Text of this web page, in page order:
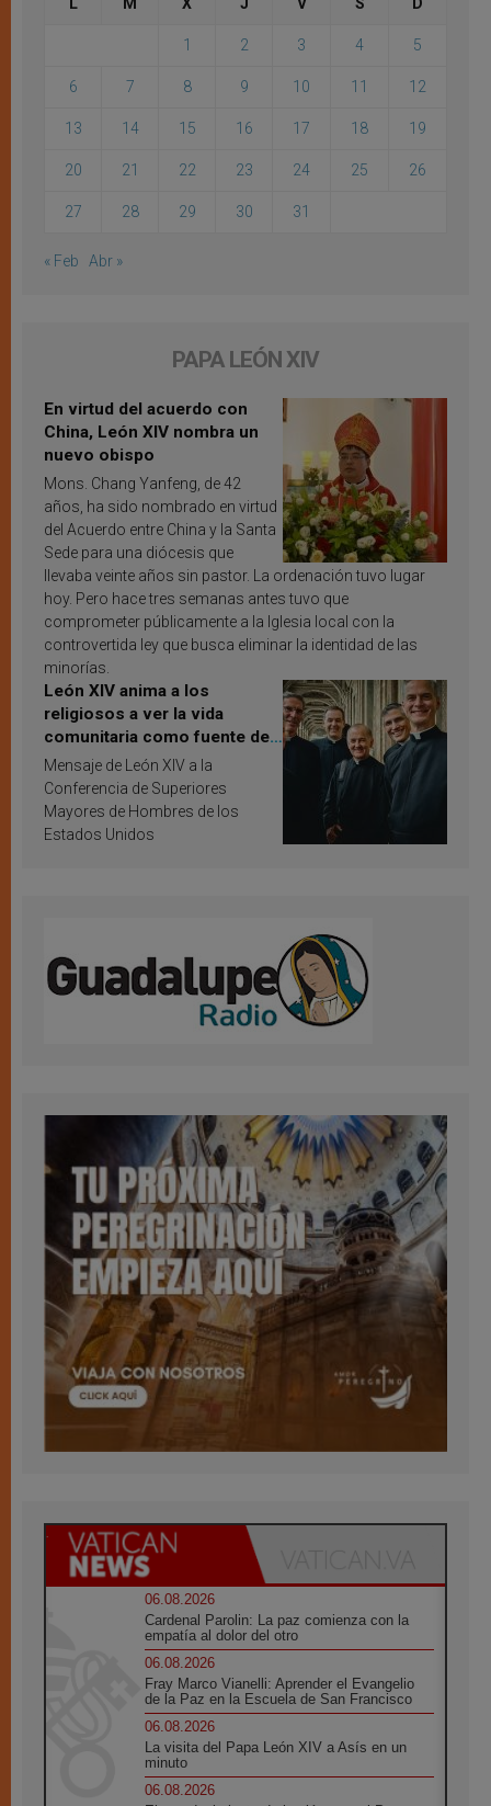
L M X J V S D
1 2 3 4 5
6 7 8 9 10 11 12
13 14 15 16 17 18 19
20 21 22 23 24 25 26
27 28 29 30 31
« Feb Abr »
PAPA LEÓN XIV
En virtud del acuerdo con
China, León XIV nombra un
nuevo obispo
Mons. Chang Yanfeng, de 42
años, ha sido nombrado en virtud
del Acuerdo entre China y la Santa
Sede para una diócesis que
llevaba veinte años sin pastor. La ordenación tuvo lugar
hoy. Pero hace tres semanas antes tuvo que
comprometer públicamente a la Iglesia local con la
controvertida ley que busca eliminar la identidad de las
minorías.
León XIV anima a los
religiosos a ver la vida
comunitaria como fuente de
inspiración y santificación
Mensaje de León XIV a la
Conferencia de Superiores
Mayores de Hombres de los
Estados Unidos
06.08.2026
Cardenal Parolin: La paz comienza con la
empatía al dolor del otro
06.08.2026
Fray Marco Vianelli: Aprender el Evangelio
de la Paz en la Escuela de San Francisco
06.08.2026
La visita del Papa León XIV a Asís en un
minuto
06.08.2026